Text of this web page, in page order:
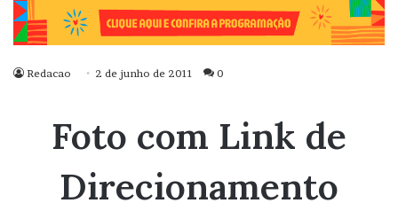
Redacao 2 de junho de 2011 0
Foto com Link de
Direcionamento